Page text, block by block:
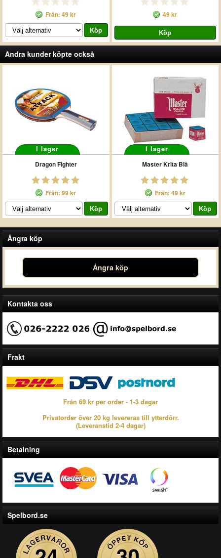
Från: 49 kr 49 kr
Andra kunder köpte också
I lager
Dragon Fighter
Från: 99 kr
I lager
Master Krita Blå
Från: 49 kr
Ångra köp
Ångra köp
Kontakta oss
Frakt
Från 69 kr per order - 1-3 dagar
Privatorder över 20 kg levereras till ytterdörr.
(Leveranstid 2-4 dagar)
Betalning
Spelbord.se